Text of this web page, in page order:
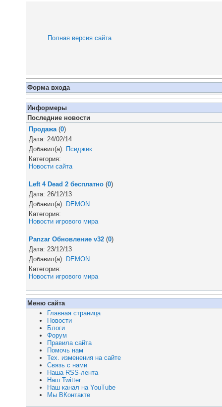
Полная версия сайта
Форма входа
Информеры
Последние новости
Продажа (0)
Дата: 24/02/14
Добавил(а): Псиджик
Категория:
Новости сайта
Left 4 Dead 2 бесплатно (0)
Дата: 26/12/13
Добавил(а): DEMON
Категория:
Новости игрового мира
Panzar Обновление v32 (0)
Дата: 23/12/13
Добавил(а): DEMON
Категория:
Новости игрового мира
Меню сайта
Главная страница
Новости
Блоги
Форум
Правила сайта
Помочь нам
Тех. изменения на сайте
Связь с нами
Наша RSS-лента
Наш Twitter
Наш канал на YouTube
Мы ВКонтакте